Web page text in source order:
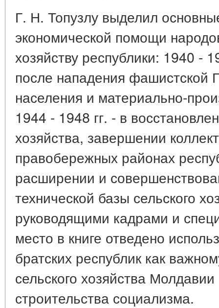
Г. Н. Топузлу выделил
экономической помощи
хозяйству республики: 1940 -
после нападения фашистской
населения и материально-
1944 - 1948 гг. - в
хозяйства, завершении
правобережных районах
расширении и
технической базы сельского
руководящими кадрами и
место в книге отведено
братских республик как
сельского хозяйства
строительства социализма.